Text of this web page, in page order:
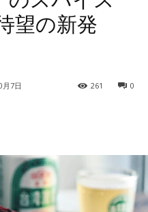
望の新発
月7日 0
261